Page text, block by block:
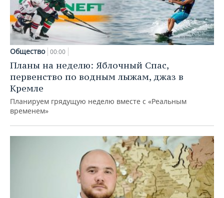
Общество 00:00
Планы на неделю: Яблочный Спас,
первенство по водным лыжам, джаз в
Кремле
Планируем грядущую неделю вместе с «Реальным
временем»